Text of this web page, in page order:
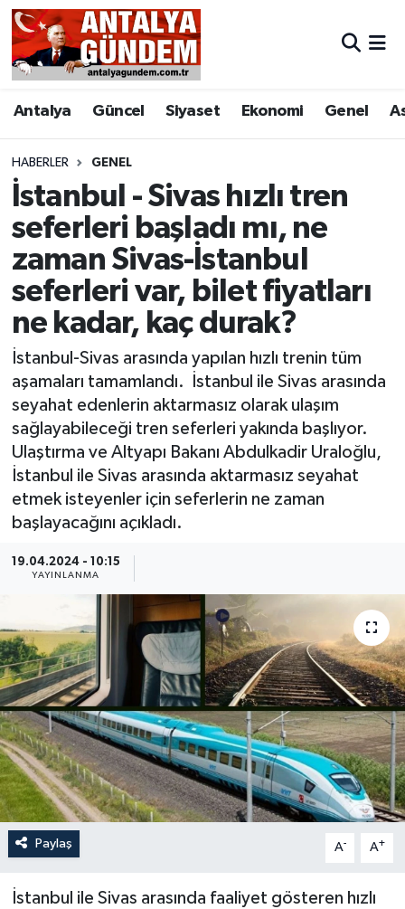
Antalya Güncel Siyaset Ekonomi Genel
HABERLER GENEL
İstanbul - Sivas hızlı tren
seferleri başladı mı, ne
zaman Sivas-İstanbul
seferleri var, bilet fiyatları
ne kadar, kaç durak?
İstanbul-Sivas arasında yapılan hızlı trenin tüm
aşamaları tamamlandı. İstanbul ile Sivas arasında
seyahat edenlerin aktarmasız olarak ulaşım
sağlayabileceği tren seferleri yakında başlıyor.
Ulaştırma ve Altyapı Bakanı Abdulkadir Uraloğlu,
İstanbul ile Sivas arasında aktarmasız seyahat
etmek isteyenler için seferlerin ne zaman
başlayacağını açıkladı.
19.04.2024 - 10:15
YAYINLANMA
Paylaş A- A+
İstanbul ile Sivas arasında faaliyet gösteren hızlı
Antalya
Asayiş
Bilim & Teknoloji
Bölge
EĞİTİM
Ekonomi
Görüntülü Haber
Güncel
Kültür & Sanat
Magazin
Resmi İlan
Sağlık & Yaşam
Siyaset
Spor
Antalya Nöbetçi Eczaneler
Antalya Hava Durumu
Antalya Namaz Vakitleri
Antalya Trafik Yoğunluk Haritası
Süper Lig Puan Durumu ve Fikstür
Tüm Manşetler
Haber Arşivi